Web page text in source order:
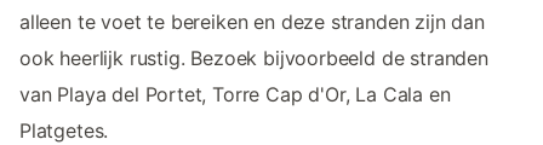
alleen te voet te bereiken en deze stranden zijn dan
ook heerlijk rustig. Bezoek bijvoorbeeld de stranden
van Playa del Portet, Torre Cap d'Or, La Cala en
Platgetes.